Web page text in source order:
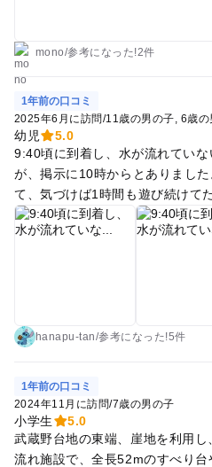
mono/参考に なった!2件
1年前の口コミ
2025年6月に訪問/11歳の男の子 6歳の
幼児
5.0
9:40頃に到着し、水が流れてい
が、掲示に10時からとありまし
て、気づけば1時間も遊び続けて
に自転車がいっぱい…11時頃には
トをはってるご家庭もありました
hanapu-tan/参考に なった!5件
1年前の口コミ
2024年11月に訪問/7歳の男の子
小学生
5.0
武蔵野台地の東端、崖地を利用
流れ施設で、全長52mのすべり